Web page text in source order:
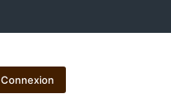
Connexion